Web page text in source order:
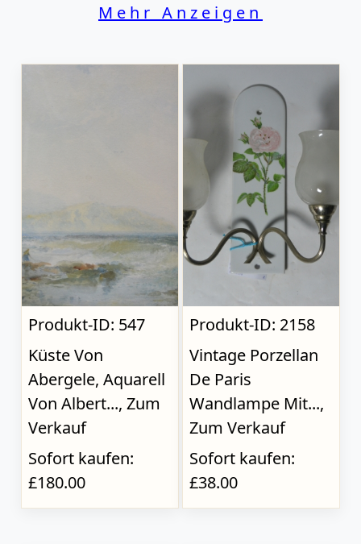
Mehr Anzeigen
Produkt-ID: 547
Küste Von
Abergele, Aquarell
Von Albert..., Zum
Verkauf
Sofort kaufen:
£180.00
Produkt-ID: 2158
Vintage Porzellan
De Paris
Wandlampe Mit...,
Zum Verkauf
Sofort kaufen:
£38.00